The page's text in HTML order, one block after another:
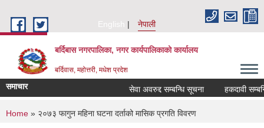
English
नेपाली
बर्दिबास नगरपालिका, नगर कार्यपालिकाको कार्यालय
बर्दिवास, महोत्तरी, मधेश प्रदेश
समाचार सेवा अवरुद्द सम्बन्धि सूचना हकदावी
You are here
Home » २०७३ फागुन महिना घटना दर्ताको मासिक प्रगति विवरण